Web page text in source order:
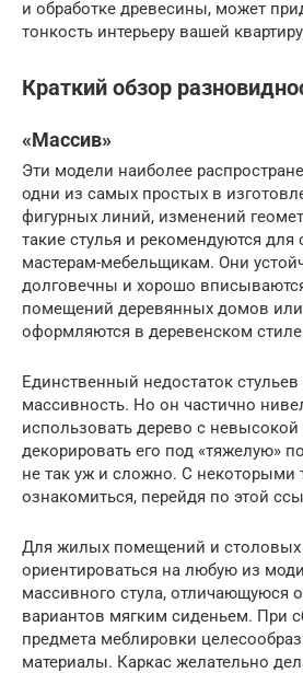
и обработке древесины, может
тонкость интерьеру вашей
Краткий обзор
«Массив»
Эти модели наиболее
одни из самых простых в
фигурных линий, изменений
такие стулья и рекомендуются
мастерам-мебельщикам. Они
долговечны и хорошо
помещений деревянных домов
оформляются в деревенском
Единственный недостаток стульев
массивность. Но он частично
использовать дерево с
декорировать его под «тяжелую»
не так уж и сложно. С некоторыми
ознакомиться, перейдя по этой
Для жилых помещений и столовых
ориентироваться на любую из
массивного стула, отличающуюся
вариантов мягким сиденьем. При
предмета меблировки
материалы. Каркас желательно